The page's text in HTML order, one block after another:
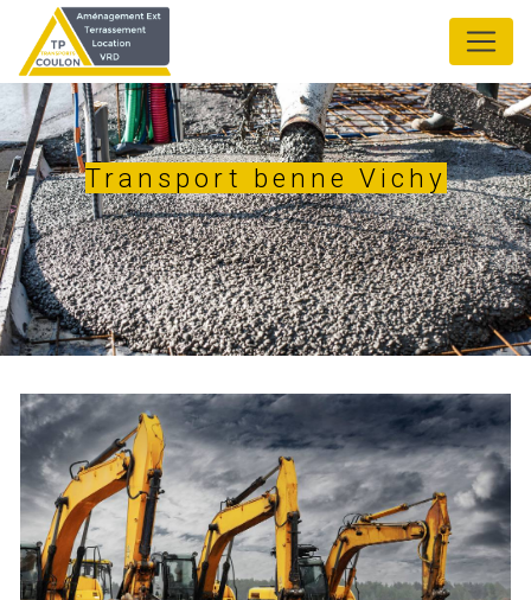
Transport benne Vichy
Panneau de gestion des cookies